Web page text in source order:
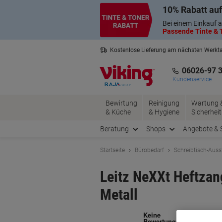
10% Rabatt
Bei einem Einkauf
Passende Tinte &
Kostenlose Lieferung am nächsten
06026-97
Kundenservice
Bewirtung
& Küche
Reinigung
& Hygiene
Wartung
Sicherheit
Beratung Shops Angebote &
Startseite Bürobedarf Schreibtisch-
Leitz NeXXt
Metall